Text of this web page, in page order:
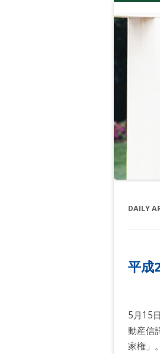
DAILY
平成
5月15
動産信
家権」